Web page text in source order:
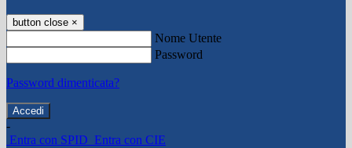
button close ×
Nome Utente
Password
Password dimenticata?
-
Entra con SPID Entra con CIE